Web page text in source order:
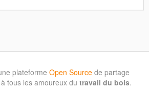
plateforme Open Source de partage
tous les amoureux du travail du bois.